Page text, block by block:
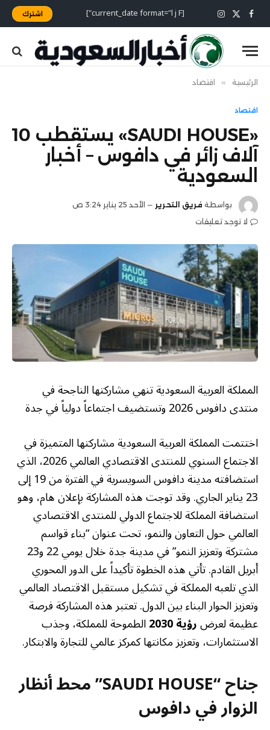
فيسبوك
X
(Twitter)
الانستغرام [current_date format="l j F"] اشترك
الرئيسية » اقتصاد
اقتصاد
«SAUDI HOUSE» يستقطب 10
آلاف زائر في دافوس – أخبار
السعودية
بواسطة فريق التحرير
الأحد 25 يناير 3:24 ص
لا توجد تعليقات
المملكة العربية السعودية تنهي مشاركتها الناجحة في
منتدى دافوس 2026 وتستضيف اجتماعاً دولياً في جدة
اختتمت المملكة العربية السعودية مشاركتها المتميزة في
الاجتماع السنوي للمنتدى الاقتصادي العالمي 2026، الذي
استضافته مدينة دافوس السويسرية في الفترة من 19 إلى
23 يناير الجاري. وقد توجت هذه المشاركة بإعلان هام، وهو
استضافة المملكة للاجتماع الدولي للمنتدى الاقتصادي
العالمي حول التعاون والنمو، تحت عنوان “بناء قواسم
مشتركة وتعزيز النمو” في مدينة جدة خلال يومي 22 و23
أبريل القادم. تأتي هذه الخطوة تأكيداً على الدور المحوري
الذي تلعبه المملكة في تشكيل مستقبل الاقتصاد العالمي
وتعزيز الحوار البناء بين الدول. تعتبر هذه المشاركة فرصة
عظيمة لعرضرؤية 2030 الطموحة للمملكة، وجذب
الاستثمارات، وتعزيز مكانتها كمركز عالمي للتجارة والابتكار.
جناح “SAUDI HOUSE” محط أنظار
الزوار في دافوس